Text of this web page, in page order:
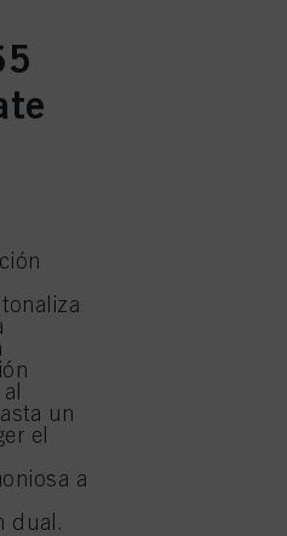
un
el
a
dual.